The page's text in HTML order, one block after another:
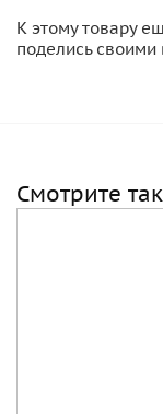
К этому товару
поделись
Смотрите